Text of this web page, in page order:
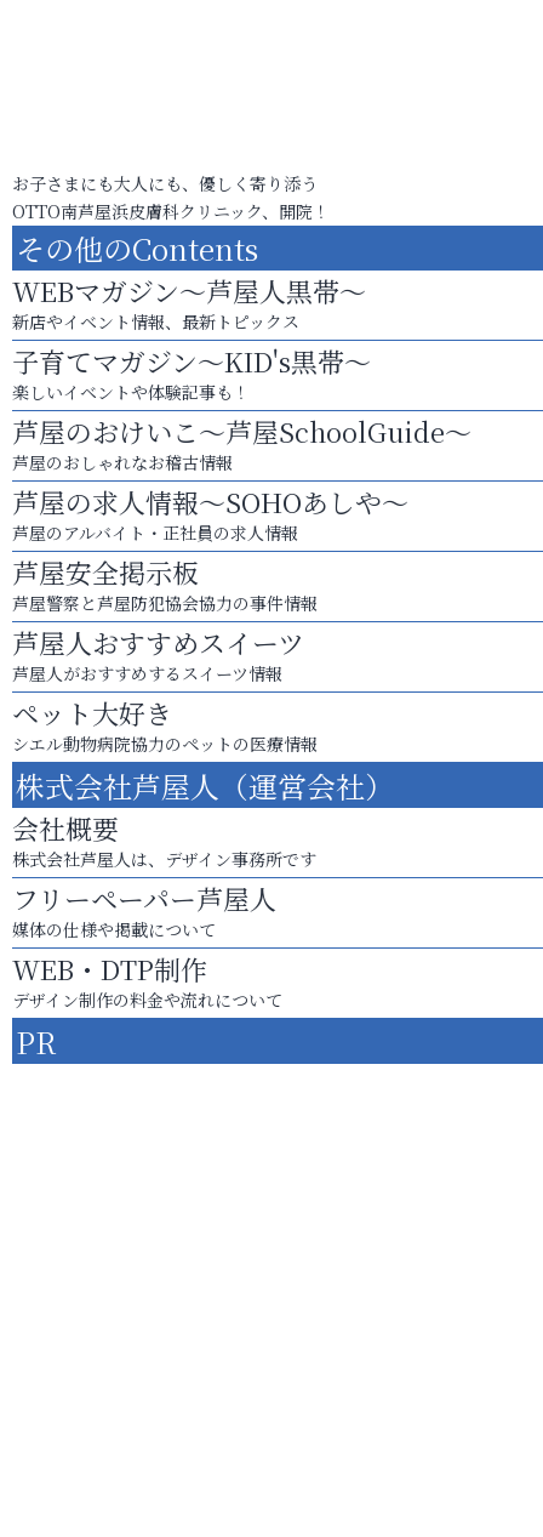
お子さまにも大人にも、優しく寄り添う
OTTO南芦屋浜皮膚科クリニック、開院！
その他のContents
WEBマガジン～芦屋人黒帯～
新店やイベント情報、最新トピックス
子育てマガジン～KID's黒帯～
楽しいイベントや体験記事も！
芦屋のおけいこ～芦屋SchoolGuide～
芦屋のおしゃれなお稽古情報
芦屋の求人情報～SOHOあしや～
芦屋のアルバイト・正社員の求人情報
芦屋安全掲示板
芦屋警察と芦屋防犯協会協力の事件情報
芦屋人おすすめスイーツ
芦屋人がおすすめするスイーツ情報
ペット大好き
シエル動物病院協力のペットの医療情報
株式会社芦屋人（運営会社）
会社概要
株式会社芦屋人は、デザイン事務所です
フリーペーパー芦屋人
媒体の仕様や掲載について
WEB・DTP制作
デザイン制作の料金や流れについて
PR